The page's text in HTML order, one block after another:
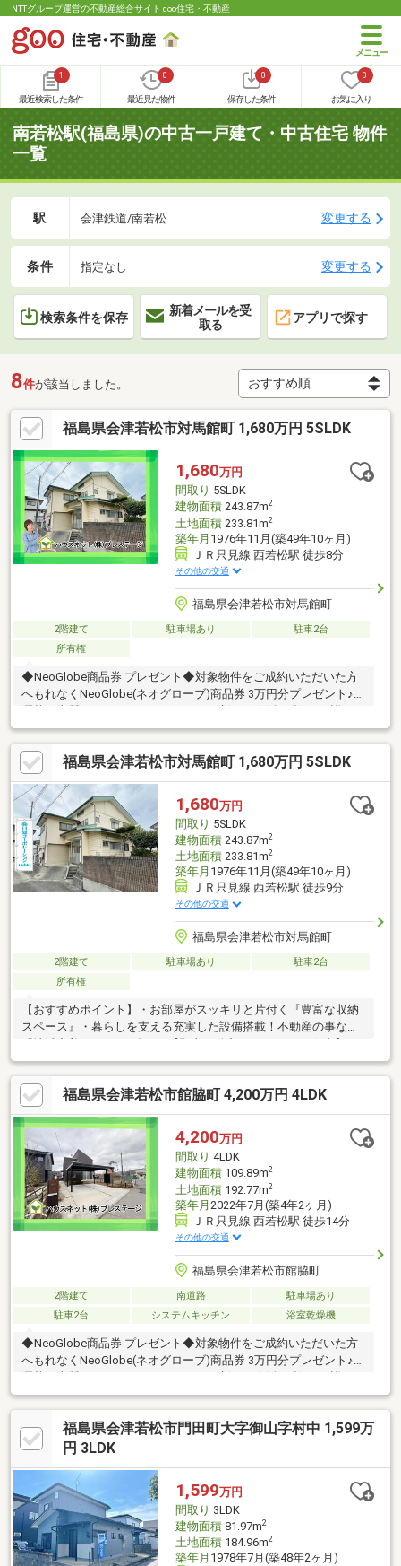
NTTグループ運営の不動産総合サイト goo住宅・不動産
1
最近検索した条件
0
最近見た物件
0
保存した条件
0
お気に入り
南若松駅(福島県)の中古一戸建て・中古住宅 物件
一覧
駅 会津鉄道/南若松 変更する
条件 指定なし 変更する
検索条件を保存
新着メールを受
取る
アプリで探す
8件が該当しました。
福島県会津若松市対馬館町 1,680万円 5SLDK
1,680万円
間取り 5SLDK
建物面積243.87m2
土地面積233.81m2
築年月 1976年11月(築49年10ヶ月)
ＪＲ只見線 西若松駅 徒歩8分
その他の交通
福島県会津若松市対馬館町
2階建て 駐車場あり
駐車2台
所有権
◆NeoGlobe商品券 プレゼント◆対象物件をご成約いただいた方
へもれなくNeoGlobe(ネオグローブ)商品券 3万円分プレゼント♪お
スタッフまでお問い合わせください♪◆おススメPoint！◆・2世帯
向き☆玄関2ヶ所、水回りは各階にあり・程よい距離感での家族
の暮らし◎・インナーガレージ付き♪2階にはロフト付・徒歩圏内
に教育・生活利便施設が揃う住環境※平成10年10月増築◆周辺環
境◆・小金井小学校 徒歩約12分・第四中学校 徒歩約3分
福島県会津若松市対馬館町 1,680万円 5SLDK
1,680万円
間取り 5SLDK
建物面積243.87m2
土地面積233.81m2
築年月 1976年11月(築49年10ヶ月)
ＪＲ只見線 西若松駅 徒歩9分
その他の交通
福島県会津若松市対馬館町
2階建て 駐車場あり
駐車2台
所有権
【おすすめポイント】・お部屋がスッキリと片付く『豊富な収納
スペース』・暮らしを支える充実した設備搭載！不動産の事なら
お任せください♪・注文住宅・内装リフォーム工事・太陽光パネ
ル・蓄電池・外構工事・売却相談・住宅ローンのお悩み全般住ま
いをトータルサポート致します◎フットワークの軽さが自慢♪お気
軽にご相談ください！
福島県会津若松市館脇町 4,200万円 4LDK
4,200万円
間取り 4LDK
建物面積109.89m2
土地面積192.77m2
築年月 2022年7月(築4年2ヶ月)
ＪＲ只見線 西若松駅 徒歩14分
その他の交通
福島県会津若松市館脇町
2階建て 南道路
駐車場あり
駐車2台
システムキッチン 浴室乾燥機
◆NeoGlobe商品券 プレゼント◆対象物件をご成約いただいた方
へもれなくNeoGlobe(ネオグローブ)商品券 3万円分プレゼント♪お
スタッフまでお問い合わせください♪◆◇ おススメPoint！
◇◆・積水ハウス施工の築浅物件！カーポート付♪・太陽光発電
システム搭載！自動車用充電設備有、環境に優しいエコライフ♪・
燃料電池給湯器（エネファーム）・熱交換型２４時間換気システ
トイン空気清浄機◆周辺環境◆・城西小学校 徒歩約13分・第四
中学校 徒歩約9分
福島県会津若松市門田町大字御山字村中 1,599万
円 3LDK
1,599万円
間取り 3LDK
建物面積81.97m2
土地面積184.96m2
築年月 1978年7月(築48年2ヶ月)